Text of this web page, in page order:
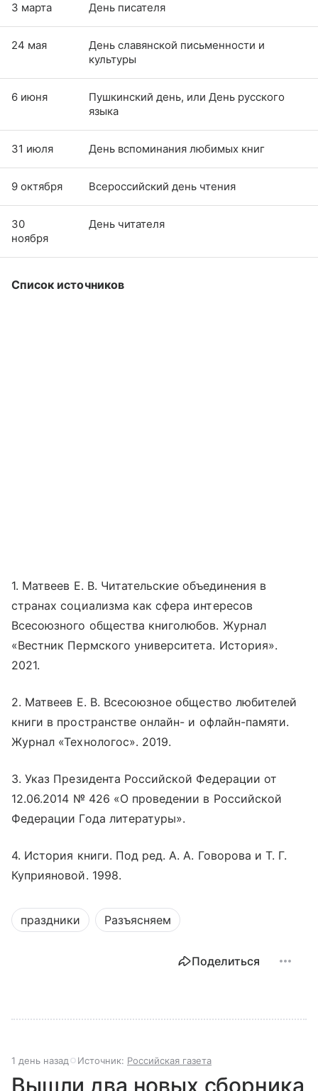
3 марта День писателя
24 мая
День славянской письменности и
культуры
6 июня
Пушкинский день, или День русского
языка
31 июля День вспоминания любимых книг
9 октября Всероссийский день чтения
30
ноября
День читателя
Список источников
1. Матвеев Е. В. Читательские объединения в
странах социализма как сфера интересов
Всесоюзного общества книголюбов. Журнал
«Вестник Пермского университета. История».
2021.
2. Матвеев Е. В. Всесоюзное общество любителей
книги в пространствеонлайн- и офлайн-памяти.
Журнал «Технологос». 2019.
3. Указ Президента Российской Федерации от
12.06.2014 № 426 «О проведении в Российской
Федерации Года литературы».
4. История книги. Под ред. А. А. Говорова и Т. Г.
Куприяновой. 1998.
праздники Разъясняем
Поделиться
1 день назад Источник: Российская газета
Вышли два новых сборника